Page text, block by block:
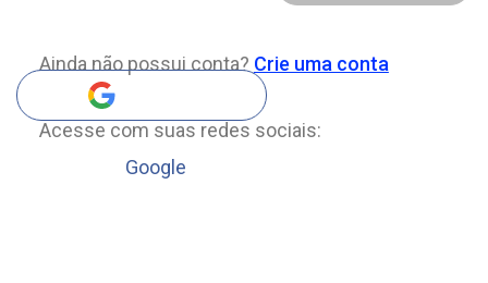
Ainda não possui conta? Crie uma conta
Acesse com suas redes sociais:
Google